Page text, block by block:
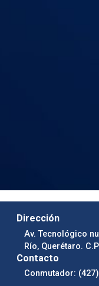
Dirección
Av. Tecnológico
Río, Querétaro.
Contacto
Conmutador: